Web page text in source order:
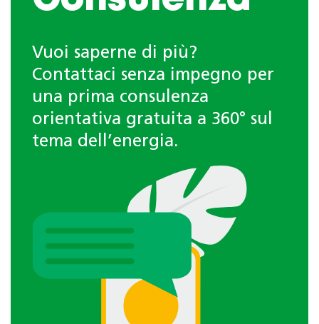
Vuoi saperne di più?
Contattaci senza impegno per
una prima consulenza
orientativa gratuita a 360° sul
tema dell’energia.